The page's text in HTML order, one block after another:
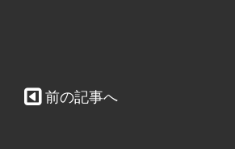
前の記事へ